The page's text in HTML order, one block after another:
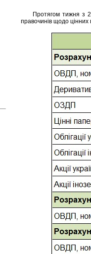
Протягом тижня з
правочинів щодо цінних